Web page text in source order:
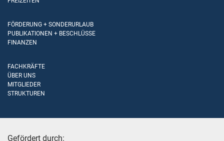
FÖRDERUNG + SONDERURLAUB
PUBLIKATIONEN + BESCHLÜSSE
FINANZEN
FACHKRÄFTE
ÜBER UNS
MITGLIEDER
STRUKTUREN
Gefördert durch: